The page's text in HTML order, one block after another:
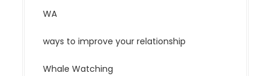
WA
ways to improve your relationship
Whale Watching